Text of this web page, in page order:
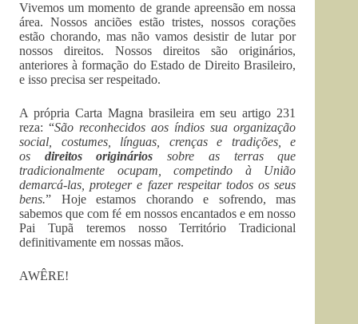
Vivemos um momento de grande apreensão em nossa
área. Nossos anciões estão tristes, nossos corações
estão chorando, mas não vamos desistir de lutar por
nossos direitos. Nossos direitos são originários,
anteriores à formação do Estado de Direito Brasileiro,
e isso precisa ser respeitado.
A própria Carta Magna brasileira em seu artigo 231
reza: “São reconhecidos aos índios sua organização
social, costumes, línguas, crenças e tradições, e
os direitos originários sobre as terras que
tradicionalmente ocupam, competindo à União
demarcá-las, proteger e fazer respeitar todos os seus
bens.” Hoje estamos chorando e sofrendo, mas
sabemos que com fé em nossos encantados e em nosso
Pai Tupã teremos nosso Território Tradicional
definitivamente em nossas mãos.
AWÊRE!